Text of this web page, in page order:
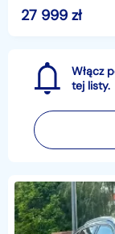
Ekonomiczny
27 999 zł
Włącz
tej listy.